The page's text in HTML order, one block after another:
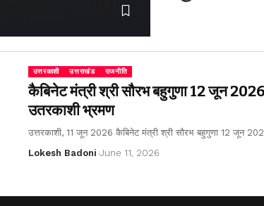
उत्तरकाशी उत्तराखंड राजनीति
कैबिनेट मंत्री श्री सौरभ बहुगुणा 12 जून
उतरकाशी भ्रमण
उत्तरकाशी, 11 जून 2026 कैबिनेट मंत्री श्री सौरभ बहुगुणा 12 जून
Lokesh Badoni June 11, 2026